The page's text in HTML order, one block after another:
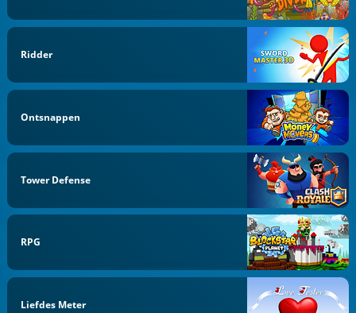
Ridder
Ontsnappen
Tower Defense
RPG
Liefdes Meter